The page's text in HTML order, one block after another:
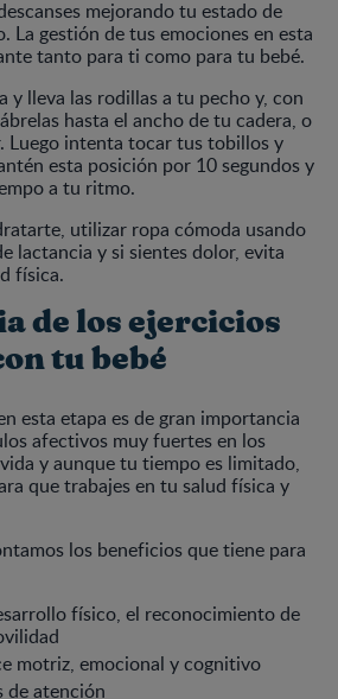
mejorando tu estado de
La gestión de tus emociones en esta
tanto para ti como para tu bebé.
y lleva las rodillas a tu pecho y, con
hasta el ancho de tu cadera, o
Luego intenta tocar tus tobillos y
esta posición por 10 segundos y
a tu ritmo.
utilizar ropa cómoda usando
lactancia y si sientes dolor, evita
física.
de los ejercicios
tu bebé
esta etapa es de gran importancia
afectivos muy fuertes en los
y aunque tu tiempo es limitado,
que trabajes en tu salud física y
los beneficios que tiene para
físico, el reconocimiento de
motriz, emocional y cognitivo
de atención